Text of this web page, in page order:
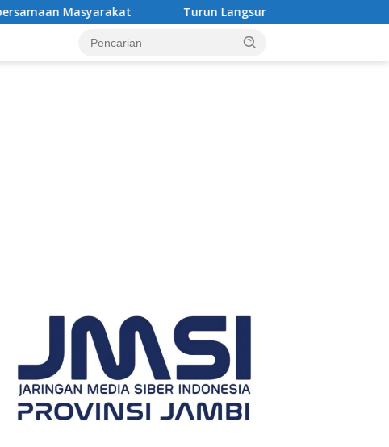
Turun Langsung Padamkan Karhutla di Air Merah,